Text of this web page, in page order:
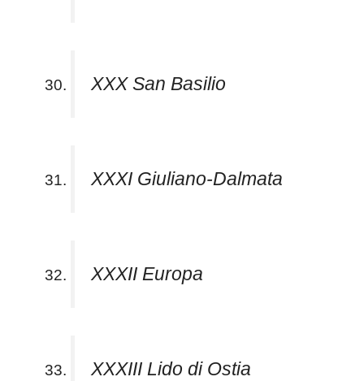
XXX San Basilio
XXXI Giuliano-Dalmata
XXXII Europa
XXXIII Lido di Ostia